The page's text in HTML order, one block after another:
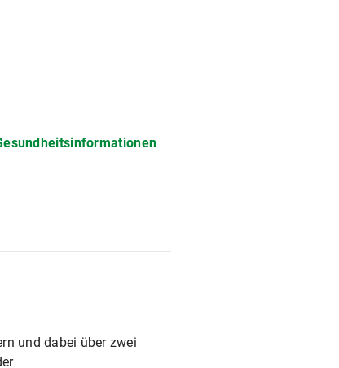
und dabei über zwei